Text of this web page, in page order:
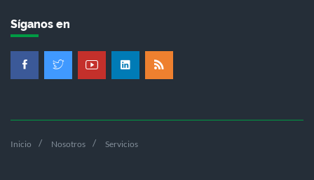
Síganos en
Inicio Nosotros Servicios